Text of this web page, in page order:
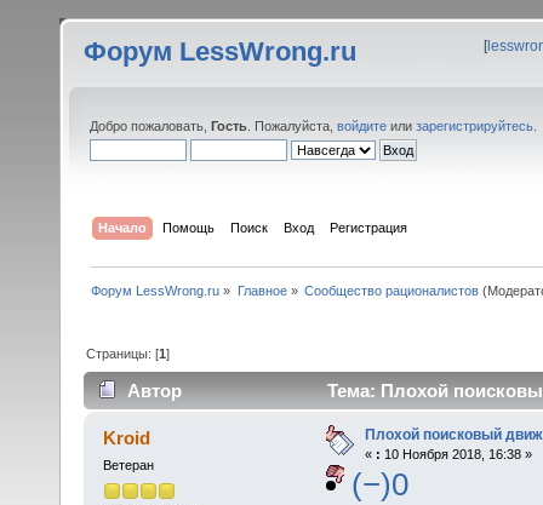
Форум LessWrong.ru [
Добро пожаловать, Гость . Пожалуйста, войдите или зарегистрируйтесь
Начало Помощь Поиск Вход Регистрация
Форум LessWrong.ru » Главное» Сообщество рационалистов
Страницы: [1]
Автор Тема: Плохой
Kroid
Ветеран
Плохой поисковый
« : 10 Ноября 2018, 16:38 »
(−)0